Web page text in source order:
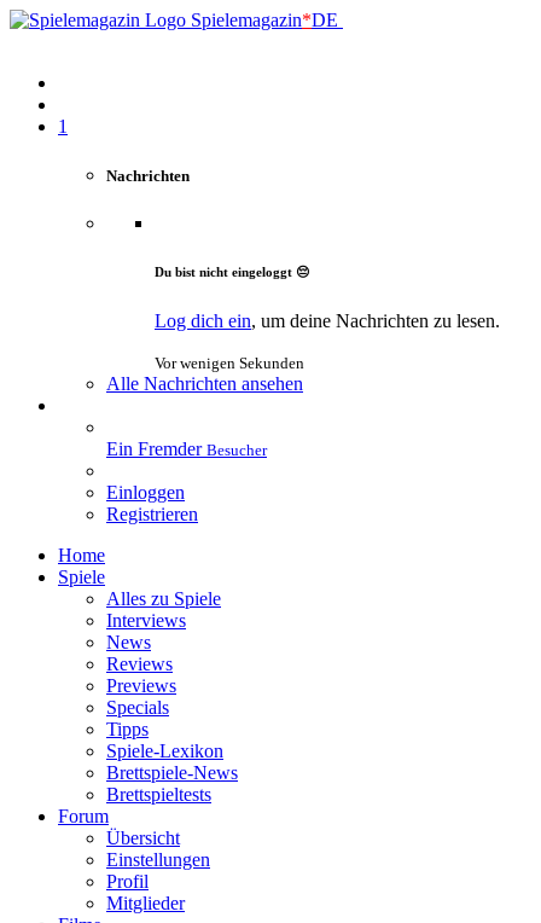
Spielemagazin*DE
1
Nachrichten
Du bist nicht eingeloggt 😔
Log dich ein, um deine Nachrichten zu lesen.
Vor wenigen Sekunden
Alle Nachrichten ansehen
Ein Fremder Besucher
Einloggen
Registrieren
Home
Spiele
Alles zu Spiele
Interviews
News
Reviews
Previews
Specials
Tipps
Spiele-Lexikon
Brettspiele-News
Brettspieltests
Forum
Übersicht
Einstellungen
Profil
Mitglieder